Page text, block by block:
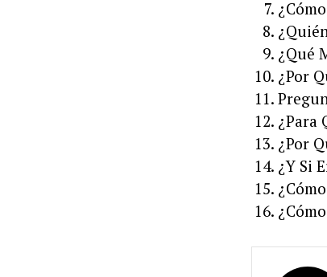
¿Qué
¿Por
¿Para
¿Por
¿Y Si